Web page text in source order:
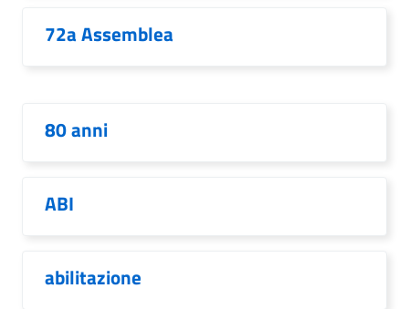
72a Assemblea
80 anni
ABI
abilitazione